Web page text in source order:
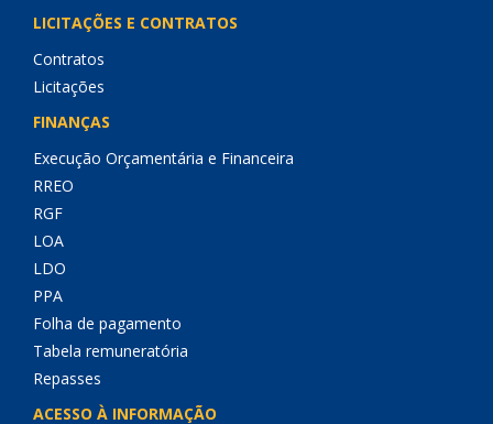
LICITAÇÕES E CONTRATOS
Contratos
Licitações
FINANÇAS
Execução Orçamentária e Financeira
RREO
RGF
LOA
LDO
PPA
Folha de pagamento
Tabela remuneratória
Repasses
ACESSO À INFORMAÇÃO